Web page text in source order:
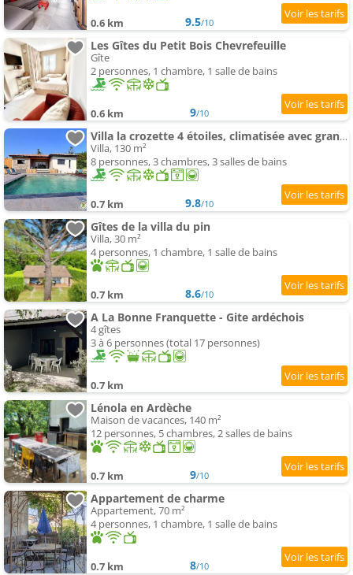
0.6 km 9.5/10
Les Gîtes du Petit Bois Chevrefeuille
Gîte
2 personnes, 1 chambre, 1 salle de bains
0.6 km 9/10
Villa la crozette 4 étoiles, climatisée avec grande piscine
Villa, 130 m²
8 personnes, 3 chambres, 3 salles de bains
0.7 km 9.8/10
Gîtes de la villa du pin
Villa, 30 m²
4 personnes, 1 chambre, 1 salle de bains
0.7 km 8.6/10
A La Bonne Franquette - Gite ardéchois
4 gîtes
3 à 6 personnes (total 17 personnes)
0.7 km
Lénola en Ardèche
Maison de vacances, 140 m²
12 personnes, 5 chambres, 2 salles de bains
0.7 km 9/10
Appartement de charme
Appartement, 70 m²
4 personnes, 1 chambre, 1 salle de bains
0.7 km 8/10